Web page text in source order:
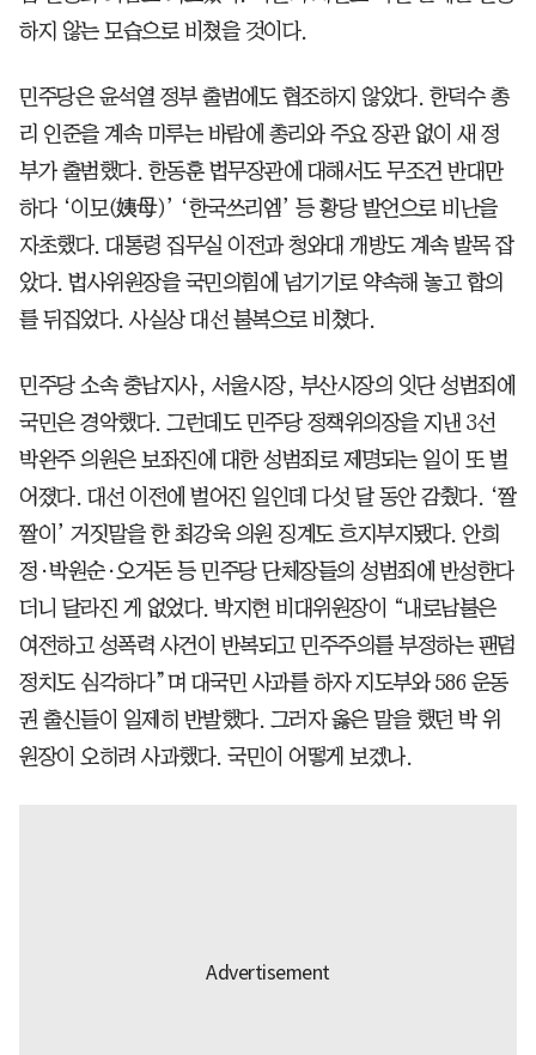
하지 않는 모습으로 비쳤을 것이다.
민주당은 윤석열 정부 출범에도 협조하지 않았다. 한덕수 총
리 인준을 계속 미루는 바람에 총리와 주요 장관 없이 새 정
부가 출범했다. 한동훈 법무장관에 대해서도 무조건 반대만
하다 ‘이모(姨母)’ ‘한국쓰리엠’ 등 황당 발언으로 비난을
자초했다. 대통령 집무실 이전과 청와대 개방도 계속 발목 잡
았다. 법사위원장을 국민의힘에 넘기기로 약속해 놓고 합의
를 뒤집었다. 사실상 대선 불복으로 비쳤다.
민주당 소속 충남지사, 서울시장, 부산시장의 잇단 성범죄에
국민은 경악했다. 그런데도 민주당 정책위의장을 지낸 3선
박완주 의원은 보좌진에 대한 성범죄로 제명되는 일이 또 벌
어졌다. 대선 이전에 벌어진 일인데 다섯 달 동안 감췄다. ‘짤
짤이’ 거짓말을 한 최강욱 의원 징계도 흐지부지됐다. 안희
정·박원순·오거돈 등 민주당 단체장들의 성범죄에 반성한다
더니 달라진 게 없었다. 박지현 비대위원장이 “내로남불은
여전하고 성폭력 사건이 반복되고 민주주의를 부정하는 팬덤
정치도 심각하다”며 대국민 사과를 하자 지도부와 586 운동
권 출신들이 일제히 반발했다. 그러자 옳은 말을 했던 박 위
원장이 오히려 사과했다. 국민이 어떻게 보겠나.